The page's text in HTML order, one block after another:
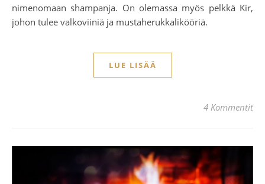
nimenomaan shampanja. On olemassa myös pelkkä Kir,
johon tulee valkoviiniä ja mustaherukkalikööriä.
LUE LISÄÄ
4 Kommentit